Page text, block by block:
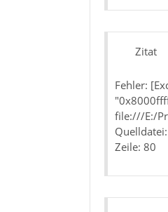
Zitat
Fehler:
"0x8000ffff
file:///E:/
Zeile: 80